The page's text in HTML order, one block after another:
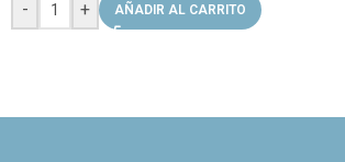
- + AÑADIR AL CARRITO